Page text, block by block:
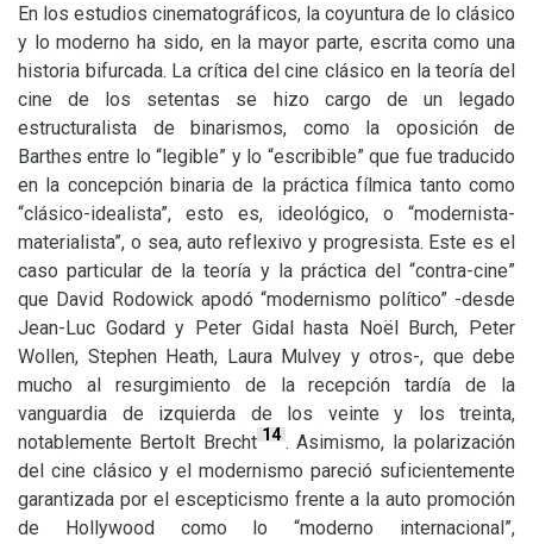
En los estudios cinematográficos, la coyuntura de lo clásico
y lo moderno ha sido, en la mayor parte, escrita como una
historia bifurcada. La crítica del cine clásico en la teoría del
cine de los setentas se hizo cargo de un legado
estructuralista de binarismos, como la oposición de
Barthes entre lo “legible” y lo “escribible” que fue traducido
en la concepción binaria de la práctica fílmica tanto como
“clásico-idealista”, esto es, ideológico, o “modernista-
materialista”, o sea, auto reflexivo y progresista. Este es el
caso particular de la teoría y la práctica del “contra-cine”
que David Rodowick apodó “modernismo político” -desde
Jean-Luc Godard y Peter Gidal hasta Noël Burch, Peter
Wollen, Stephen Heath, Laura Mulvey y otros-, que debe
mucho al resurgimiento de la recepción tardía de la
vanguardia de izquierda de los veinte y los treinta,
notablemente Bertolt Brecht 14 . Asimismo, la polarización
del cine clásico y el modernismo pareció suficientemente
garantizada por el escepticismo frente a la auto promoción
de Hollywood como lo “moderno internacional”,